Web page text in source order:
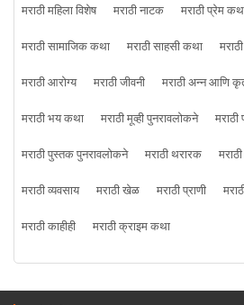
मराठी महिला विशेष
मराठी नाटक मराठी प्रेम
मराठी सामाजिक कथा
मराठी साहसी कथा
मराठी आरोग्य
मराठी जीवनी मराठी अन्न आणि
मराठी भय कथा
मराठी मूव्ही पुनरावलोकने
मराठी पुस्तक पुनरावलोकने
मराठी थरारक
मराठी व्यवसाय
मराठी खेळ मराठी प्राणी
मराठी काहीही
मराठी क्राइम कथा